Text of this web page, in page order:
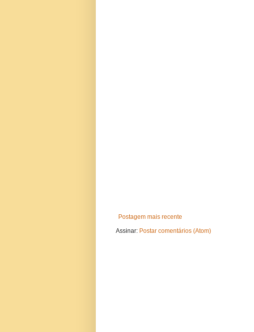
Postagem mais recente
Assinar: Postar comentários (Atom)